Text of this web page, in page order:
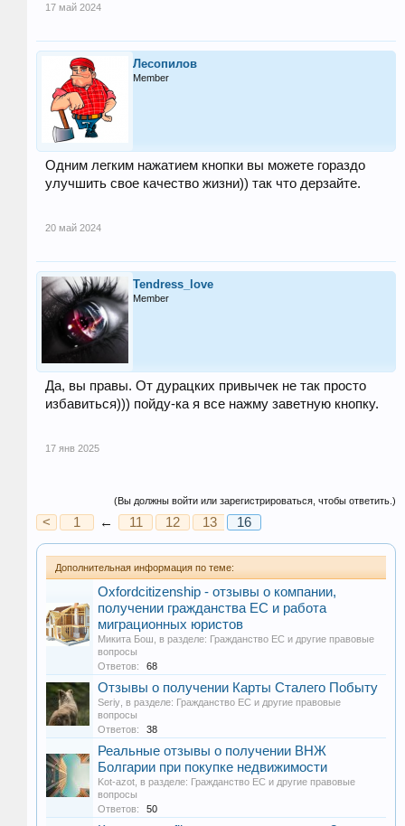
17 май 2024
Лесопилов
Member
Одним легким нажатием кнопки вы можете гораздо
улучшить свое качество жизни)) так что дерзайте.
20 май 2024
Tendress_love
Member
Да, вы правы. От дурацких привычек не так просто
избавиться))) пойду-ка я все нажму заветную кнопку.
17 янв 2025
(Вы должны войти или зарегистрироваться, чтобы ответить.)
< 1 ← 11 12 13 14
16
Дополнительная информация по теме:
Oxfordcitizenship - отзывы о компании,
получении гражданства ЕС и работа
миграционных юристов
Микита Бош , в разделе: Гражданство ЕС и другие правовые
вопросы
Ответов:
68
Отзывы о получении Карты Сталего Побыту
Seriy , в разделе: Гражданство ЕС и другие правовые
вопросы
Ответов:
38
Реальные отзывы о получении ВНЖ
Болгарии при покупке недвижимости
Kot-azot , в разделе: Гражданство ЕС и другие правовые
вопросы
Ответов:
50